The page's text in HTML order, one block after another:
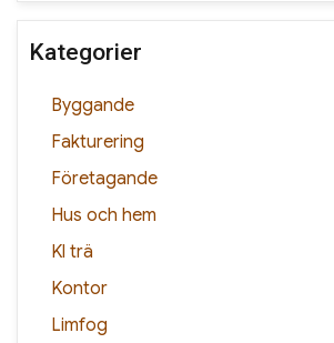
Kategorier
Byggande
Fakturering
Företagande
Hus och hem
Kl trä
Kontor
Limfog